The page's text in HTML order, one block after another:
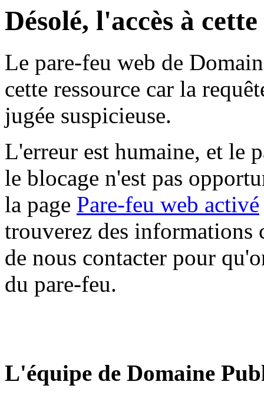
Désolé, l'accès à
Le pare-feu web de
cette ressource car la
jugée suspicieuse.
L'erreur est humaine, et le
le blocage n'est pas
la page Pare-feu web activé
trouverez des informations
de nous contacter pour
du pare-feu.
L'équipe de Domaine